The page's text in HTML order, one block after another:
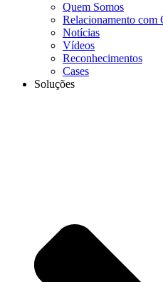
Quem Somos
Relacionamento com
Notícias
Vídeos
Reconhecimentos
Cases
Soluções